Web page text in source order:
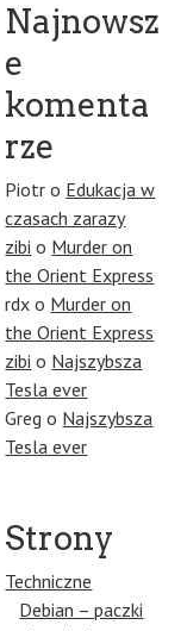
Najnowsz
e
komenta
rze
Piotr o Edukacja w
czasach zarazy
zibi o Murder on
the Orient Express
rdx o Murder on
the Orient Express
zibi o Najszybsza
Tesla ever
Greg o Najszybsza
Tesla ever
Strony
Techniczne
Debian – paczki